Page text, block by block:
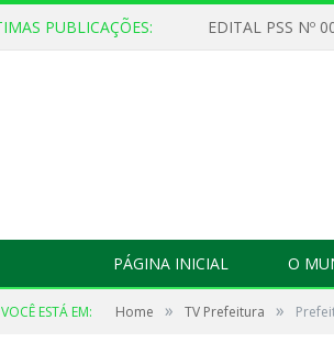
PUBLICAÇÕES: EDITAL PSS Nº
PÁGINA INICIAL O
VOCÊ ESTÁ EM: Home » TV Prefeitura »